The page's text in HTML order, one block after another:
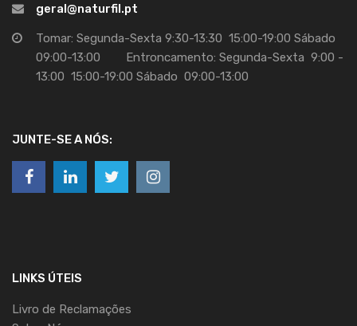
geral@naturfil.pt
Tomar: Segunda-Sexta 9:30-13:30 15:00-19:00 Sábado
09:00-13:00 Entroncamento: Segunda-Sexta 9:00 -
13:00 15:00-19:00 Sábado 09:00-13:00
JUNTE-SE A NÓS:
LINKS ÚTEIS
Livro de Reclamações